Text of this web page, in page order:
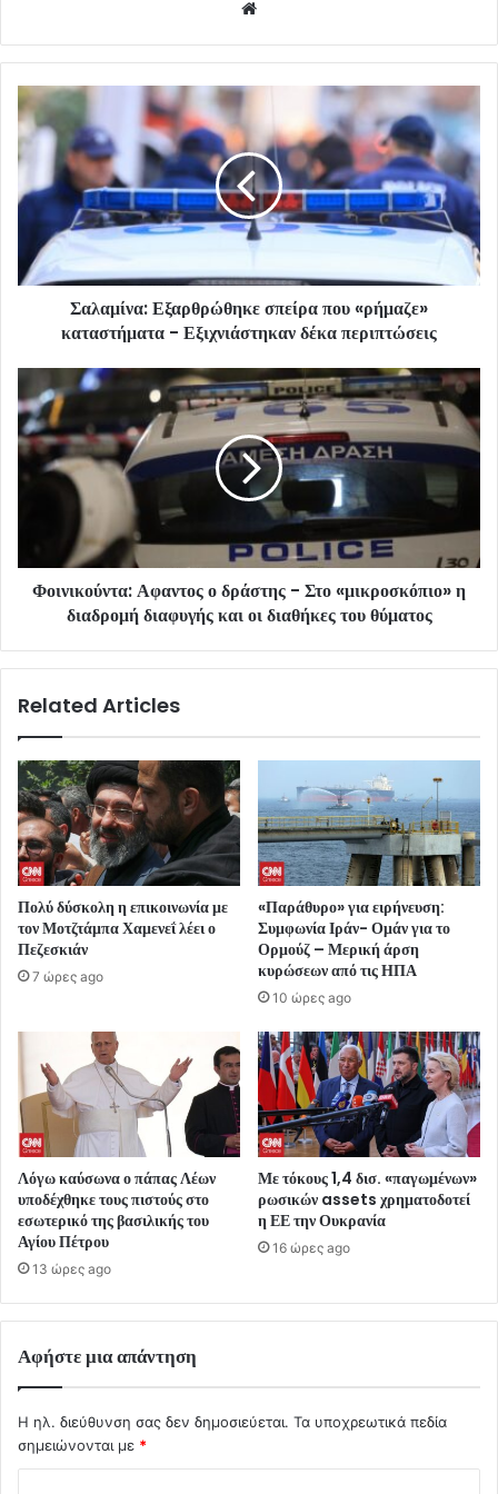
Σαλαμίνα: Εξαρθρώθηκε σπείρα που «ρήμαζε»
καταστήματα - Εξιχνιάστηκαν δέκα περιπτώσεις
Φοινικούντα: Αφαντος ο δράστης - Στο «μικροσκόπιο» η
διαδρομή διαφυγής και οι διαθήκες του θύματος
Related Articles
Πολύ δύσκολη η επικοινωνία με
τον Μοτζτάμπα Χαμενεΐ λέει ο
Πεζεσκιάν
7 ώρες ago
«Παράθυρο» για ειρήνευση:
Συμφωνία Ιράν- Ομάν για το
Ορμούζ – Μερική άρση
κυρώσεων από τις ΗΠΑ
10 ώρες ago
Λόγω καύσωνα ο πάπας Λέων
υποδέχθηκε τους πιστούς στο
εσωτερικό της βασιλικής του
Αγίου Πέτρου
13 ώρες ago
Με τόκους 1,4 δισ. «παγωμένων»
ρωσικών assets χρηματοδοτεί
η ΕΕ την Ουκρανία
16 ώρες ago
Αφήστε μια απάντηση
Η ηλ. διεύθυνση σας δεν δημοσιεύεται. Τα υποχρεωτικά πεδία
σημειώνονται με *